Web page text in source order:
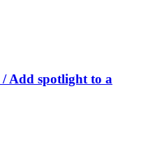
Add spotlight to a